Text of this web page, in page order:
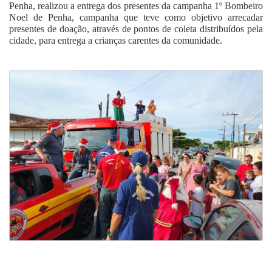
Penha, realizou a entrega dos presentes da campanha 1º Bombeiro
Noel de Penha, campanha que teve como objetivo arrecadar
presentes de doação, através de pontos de coleta distribuídos pela
cidade, para entrega a crianças carentes da comunidade.